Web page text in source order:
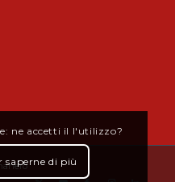
ne accetti il l'utilizzo?
saperne di più